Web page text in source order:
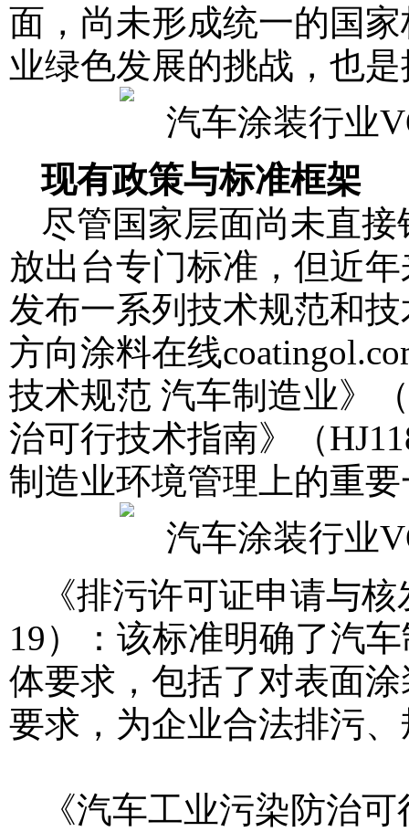
面，尚未形成统一的国
业绿色发展的挑战，也
现有政策与标准框架
尽管国家层面尚未直
放出台专门标准，但近
发布一系列技术规范和
方向涂料在线
技术规范 汽车制造业》
治可行技术指南》（
制造业环境管理上的重
《排污许可证申请与
19）：该标准明确了汽
体要求，包括了对表面
要求，为企业合法排污
《汽车工业污染防治